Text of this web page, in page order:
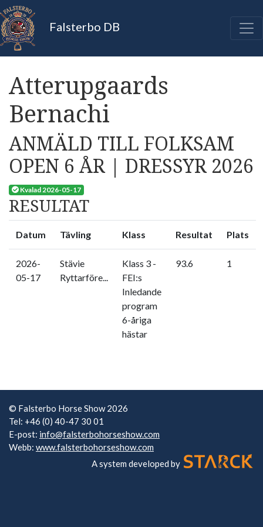
Falsterbo DB
Atterupgaards
Bernachi
ANMÄLD TILL FOLKSAM
OPEN 6 ÅR | DRESSYR 2026
Kvalad 2026-05-17
RESULTAT
Datum Tävling Klass Resultat Plats
2026-
05-17
Stävie
Ryttarföre...
Klass 3 -
FEI:s
Inledande
program
6-åriga
hästar
93.6 1
© Falsterbo Horse Show 2026
Tel: +46 (0) 40-47 30 01
E-post: info@falsterbohorseshow.com
Webb: www.falsterbohorseshow.com
A system developed by